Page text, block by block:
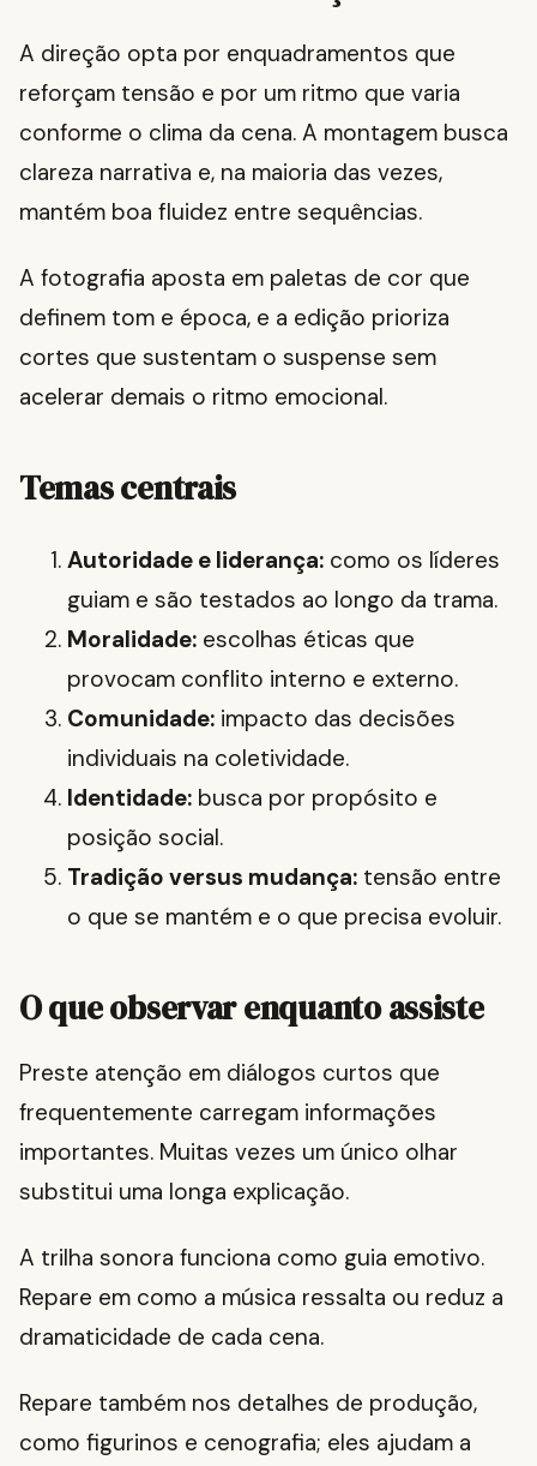
A direção opta por enquadramentos que
reforçam tensão e por um ritmo que varia
conforme o clima da cena. A montagem busca
clareza narrativa e, na maioria das vezes,
mantém boa fluidez entre sequências.
A fotografia aposta em paletas de cor que
definem tom e época, e a edição prioriza
cortes que sustentam o suspense sem
acelerar demais o ritmo emocional.
Temas centrais
Autoridade e liderança: como os líderes
guiam e são testados ao longo da trama.
Moralidade: escolhas éticas que
provocam conflito interno e externo.
Comunidade: impacto das decisões
individuais na coletividade.
Identidade: busca por propósito e
posição social.
Tradição versus mudança: tensão entre
o que se mantém e o que precisa evoluir.
O que observar enquanto assiste
Preste atenção em diálogos curtos que
frequentemente carregam informações
importantes. Muitas vezes um único olhar
substitui uma longa explicação.
A trilha sonora funciona como guia emotivo.
Repare em como a música ressalta ou reduz a
dramaticidade de cada cena.
Repare também nos detalhes de produção,
como figurinos e cenografia; eles ajudam a